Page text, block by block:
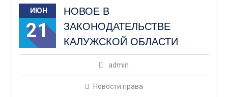
ИЮН
21
НОВОЕ В
ЗАКОНОДАТЕЛЬСТВЕ
КАЛУЖСКОЙ ОБЛАСТИ
admin
Новости права